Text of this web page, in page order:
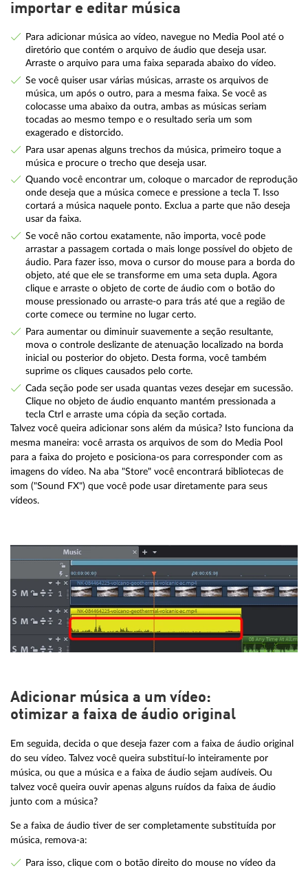
importar e editar música
Para adicionar música ao vídeo, navegue no Media Pool até o
diretório que contém o arquivo de áudio que deseja usar.
Arraste o arquivo para uma faixa separada abaixo do vídeo.
Se você quiser usar várias músicas, arraste os arquivos de
música, um após o outro, para a mesma faixa. Se você as
colocasse uma abaixo da outra, ambas as músicas seriam
tocadas ao mesmo tempo e o resultado seria um som
exagerado e distorcido.
Para usar apenas alguns trechos da música, primeiro toque a
música e procure o trecho que deseja usar.
Quando você encontrar um, coloque o marcador de reprodução
onde deseja que a música comece e pressione a tecla T. Isso
cortará a música naquele ponto. Exclua a parte que não deseja
usar da faixa.
Se você não cortou exatamente, não importa, você pode
arrastar a passagem cortada o mais longe possível do objeto de
áudio. Para fazer isso, mova o cursor do mouse para a borda do
objeto, até que ele se transforme em uma seta dupla. Agora
clique e arraste o objeto de corte de áudio com o botão do
mouse pressionado ou arraste-o para trás até que a região de
corte comece ou termine no lugar certo.
Para aumentar ou diminuir suavemente a seção resultante,
mova o controle deslizante de atenuação localizado na borda
inicial ou posterior do objeto. Desta forma, você também
suprime os cliques causados ​​pelo corte.
Cada seção pode ser usada quantas vezes desejar em sucessão.
Clique no objeto de áudio enquanto mantém pressionada a
tecla Ctrl e arraste uma cópia da seção cortada.
Talvez você queira adicionar sons além da música? Isto funciona da
mesma maneira: você arrasta os arquivos de som do Media Pool
para a faixa do projeto e posiciona-os para corresponder com as
imagens do vídeo. Na aba "Store" você encontrará bibliotecas de
som ("Sound FX") que você pode usar diretamente para seus
vídeos.
Adicionar música a um vídeo:
otimizar a faixa de áudio original
Em seguida, decida o que deseja fazer com a faixa de áudio original
do seu vídeo. Talvez você queira substituí-lo inteiramente por
música, ou que a música e a faixa de áudio sejam audíveis. Ou
talvez você queira ouvir apenas alguns ruídos da faixa de áudio
junto com a música?
Se a faixa de áudio tiver de ser completamente substituída por
música, remova-a:
Para isso, clique com o botão direito do mouse no vídeo da